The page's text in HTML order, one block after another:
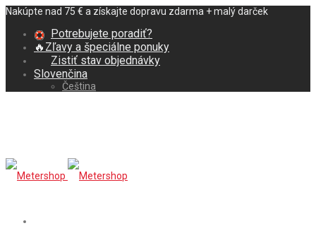
Nakúpte nad 75 € a získajte dopravu zdarma + malý darček
Potrebujete poradiť?
🔥Zľavy a špeciálne ponuky
Zistiť stav objednávky
Slovenčina
Čeština